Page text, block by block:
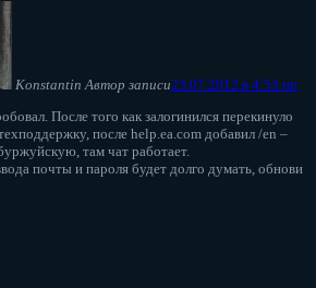
Konstantin Автор записи23.07.2012 в 4:53 пп
После того как залогинился перекинуло
после help.ea.com добавил /en –
там чат работает.
почты и пароля будет долго думать, обнови